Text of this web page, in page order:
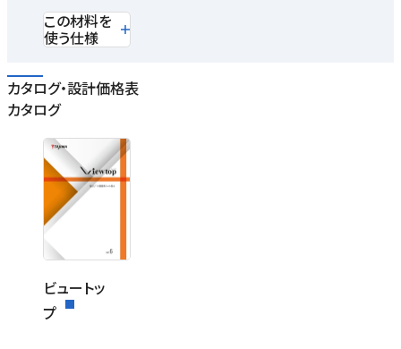
この材料を
使う仕様
カタログ・設計価格表
カタログ
ビュートッ
プ